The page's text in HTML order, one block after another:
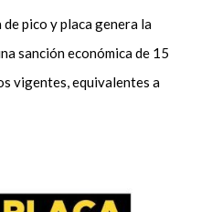
pico y placa genera la
sanción económica de 15
vigentes, equivalentes a